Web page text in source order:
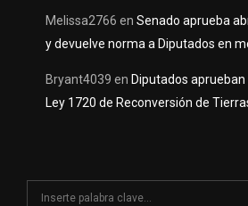
Melissa2766 en Senado aprueba
y devuelve norma a Diputados en
Bryant4039 en Diputados
Ley 1720 de Reconversión de